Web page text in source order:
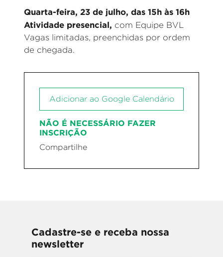
Quarta-feira, 23 de julho, das 15h às 16h
Atividade presencial, com Equipe BVL
Vagas limitadas, preenchidas por ordem
de chegada.
Adicionar ao Google Calendário
NÃO É NECESSÁRIO FAZER
INSCRIÇÃO
Compartilhe
Cadastre-se e receba nossa
newsletter